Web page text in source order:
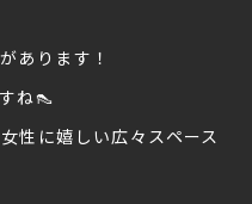
あります！
ね👠
性に嬉しい広々スペース